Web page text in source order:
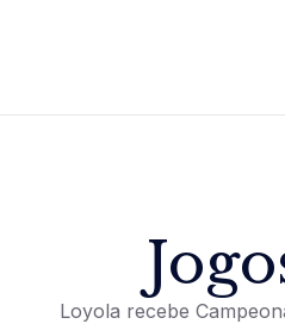
Loyola recebe